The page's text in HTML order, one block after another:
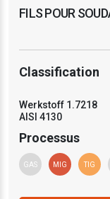
FILS POUR
Classification
Werkstoff 1.7218
AISI 4130
Processus
GAS MIG TIG